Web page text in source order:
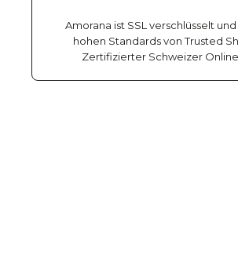
Amorana ist SSL verschlüsselt
hohen Standards von Trusted
Zertifizierter Schweizer Online